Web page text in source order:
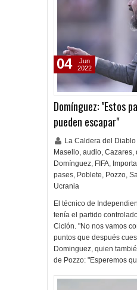
Domínguez: "Estos
pueden escapar"
La Caldera del Diablo
Masello, audio, Cazares,
Domínguez, FIFA,
pases, Poblete, Pozzo,
Ucrania
El técnico de
tenía el partido
Ciclón. "No nos vamos
puntos que después
Dominguez, quien
de Pozzo: "Esperemos
04
Jun
2022